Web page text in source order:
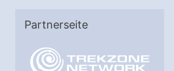
e
Partnerseite